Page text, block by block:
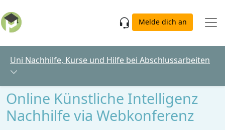
Melde dich an
Uni Nachhilfe, Kurse und Hilfe bei Abschlussarbeiten
Online Künstliche Intelligenz
Nachhilfe via Webkonferenz